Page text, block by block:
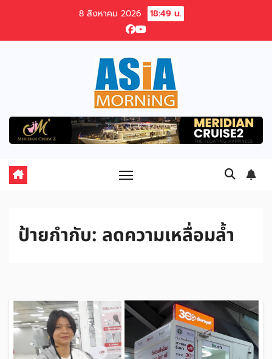
content
8 สิงหาคม 2026 18:49 น.
ป้ายกำกับ: ลดความเหลื่อมล้ำ